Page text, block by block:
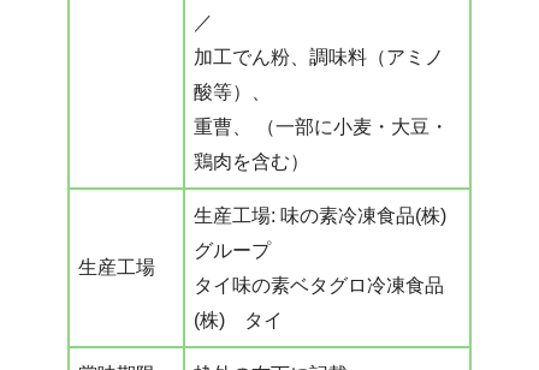
／
加工でん粉、調味料（アミノ
酸等）、
重曹、 （一部に小麦・大豆・
鶏肉を含む）
生産工場
生産工場: 味の素冷凍食品(株)
グループ
タイ味の素ベタグロ冷凍食品
(株) タイ